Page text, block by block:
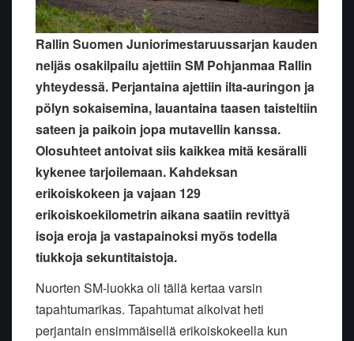
Rallin Suomen Juniorimestaruussarjan kauden
neljäs osakilpailu ajettiin SM Pohjanmaa Rallin
yhteydessä. Perjantaina ajettiin ilta-auringon ja
pölyn sokaisemina, lauantaina taasen taisteltiin
sateen ja paikoin jopa mutavellin kanssa.
Olosuhteet antoivat siis kaikkea mitä kesäralli
kykenee tarjoilemaan. Kahdeksan
erikoiskokeen ja vajaan 129
erikoiskoekilometrin aikana saatiin revittyä
isoja eroja ja vastapainoksi myös todella
tiukkoja sekuntitaistoja.
Nuorten SM-luokka oli tällä kertaa varsin
tapahtumarikas. Tapahtumat alkoivat heti
perjantain ensimmäisellä erikoiskokeella kun